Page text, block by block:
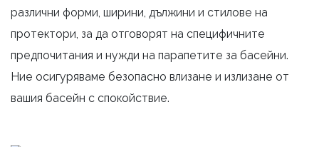
различни форми, ширини, дължини и стилове на
протектори, за да отговорят на специфичните
предпочитания и нужди на парапетите за басейни.
Ние осигуряваме безопасно влизане и излизане от
вашия басейн с спокойствие.